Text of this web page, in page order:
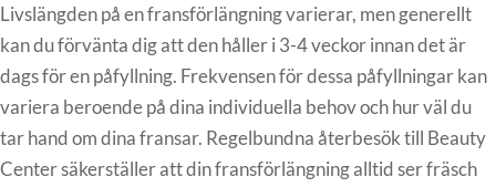
Livslängden på en fransförlängning varierar, men generellt
kan du förvänta dig att den håller i 3-4 veckor innan det är
dags för en påfyllning. Frekvensen för dessa påfyllningar kan
variera beroende på dina individuella behov och hur väl du
tar hand om dina fransar. Regelbundna återbesök till Beauty
Center säkerställer att din fransförlängning alltid ser fräsch